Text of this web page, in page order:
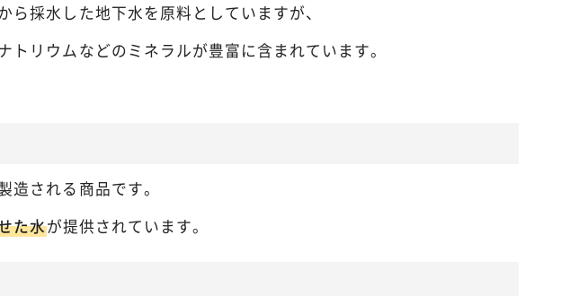
採水した地下水を原料としていますが、
リウムなどのミネラルが豊富に含まれています。
される商品です。
た水が提供されています。